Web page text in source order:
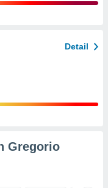
Detail
Gregorio